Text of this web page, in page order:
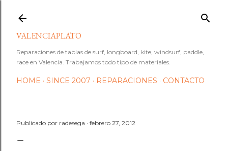
VALENCIAPLATO
Reparaciones de tablas de surf, longboard, kite, windsurf, paddle,
race en Valencia. Trabajamos todo tipo de materiales.
HOME SINCE 2007 REPARACIONES CONTACTO
Publicado por radesega febrero 27, 2012